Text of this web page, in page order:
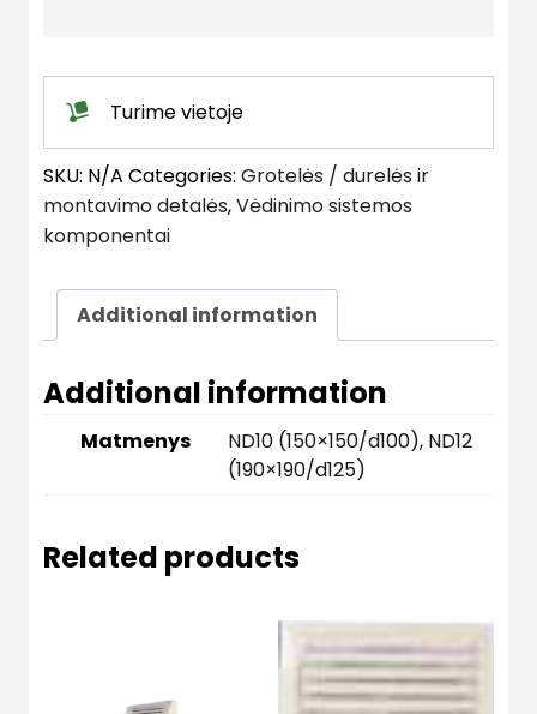
Turime vietoje
SKU: N/A Categories: Grotelės / durelės ir
montavimo detalės,Vėdinimo sistemos
komponentai
Additional information
Additional information
Matmenys
ND10 (150×150/d100), ND12
(190×190/d125)
Related products